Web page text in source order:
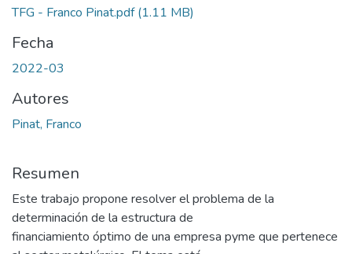
TFG - Franco Pinat.pdf(1.11 MB)
Fecha
2022-03
Autores
Pinat, Franco
Resumen
Este trabajo propone resolver el problema de la
determinación de la estructura de
financiamiento óptimo de una empresa pyme que pertenece